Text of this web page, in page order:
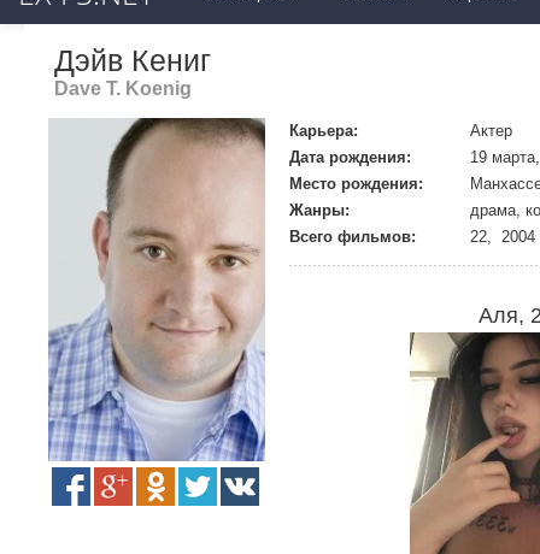
Дэйв Кениг
Dave T. Koenig
Карьера:
Актер
Дата рождения:
19
Место рождения:
Жанры:
драма,
Всего фильмов:
22, 2004
Аля,